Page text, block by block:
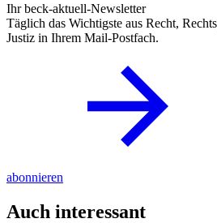
Ihr beck-aktuell-Newsletter
Täglich das Wichtigste aus Recht,
Justiz in Ihrem Mail-Postfach.
abonnieren
Auch interessant